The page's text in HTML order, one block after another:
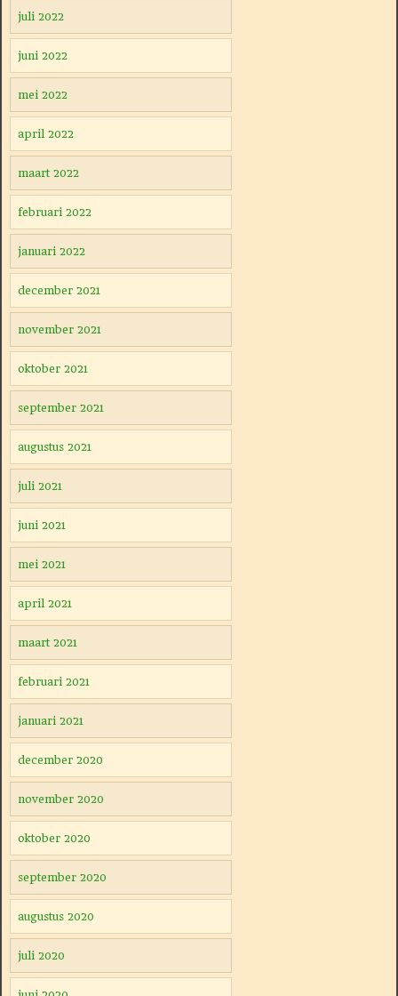
juli 2022
juni 2022
mei 2022
april 2022
maart 2022
februari 2022
januari 2022
december 2021
november 2021
oktober 2021
september 2021
augustus 2021
juli 2021
juni 2021
mei 2021
april 2021
maart 2021
februari 2021
januari 2021
december 2020
november 2020
oktober 2020
september 2020
augustus 2020
juli 2020